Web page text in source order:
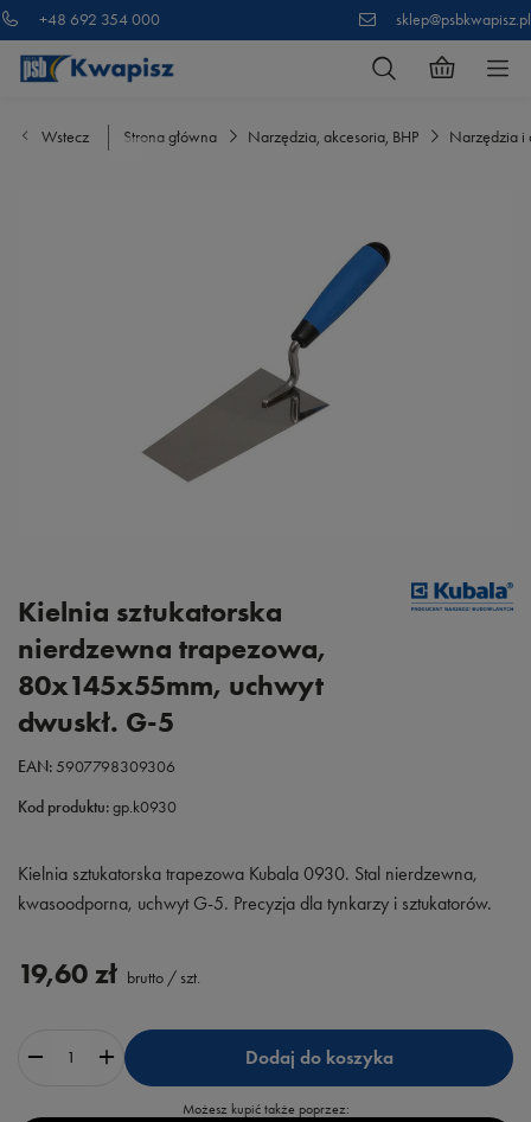
+48 692 354 000 sklep@psbkwapisz.pl
Wstecz Strona główna Narzędzia, akcesoria, BHP Narzędzia i
Kielnia sztukatorska
nierdzewna trapezowa,
80x145x55mm, uchwyt
dwuskł. G-5
EAN:5907798309306
Kod produktu:gp.k0930
Kielnia sztukatorska trapezowa Kubala 0930. Stal nierdzewna,
kwasoodporna, uchwyt G-5. Precyzja dla tynkarzy i sztukatorów.
19,60 zł brutto / szt.
Dodaj do koszyka
Możesz kupić także poprzez: